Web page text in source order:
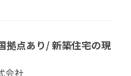
拠点あり/ 新築住宅の現
会社